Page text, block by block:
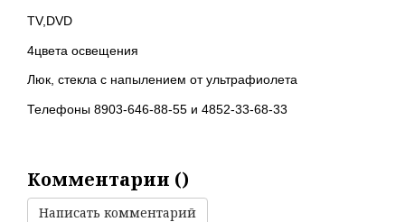
TV,DVD
4цвета освещения
Люк, стекла с напылением от ультрафиолета
Телефоны 8903-646-88-55 и 4852-33-68-33
Комментарии ()
Написать комментарий